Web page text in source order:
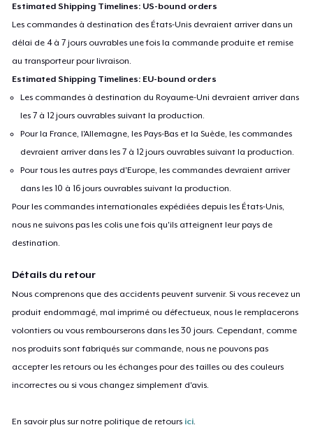
Estimated Shipping Timelines: US-bound orders
Les commandes à destination des États-Unis devraient arriver dans un
délai de 4 à 7 jours ouvrables une fois la commande produite et remise
au transporteur pour livraison.
Estimated Shipping Timelines: EU-bound orders
Les commandes à destination du Royaume-Uni devraient arriver dans
les 7 à 12 jours ouvrables suivant la production.
Pour la France, l'Allemagne, les Pays-Bas et la Suède, les commandes
devraient arriver dans les 7 à 12 jours ouvrables suivant la production.
Pour tous les autres pays d'Europe, les commandes devraient arriver
dans les 10 à 16 jours ouvrables suivant la production.
Pour les commandes internationales expédiées depuis les États-Unis,
nous ne suivons pas les colis une fois qu'ils atteignent leur pays de
destination.
Détails du retour
Nous comprenons que des accidents peuvent survenir. Si vous recevez un
produit endommagé, mal imprimé ou défectueux, nous le remplacerons
volontiers ou vous rembourserons dans les 30 jours. Cependant, comme
nos produits sont fabriqués sur commande, nous ne pouvons pas
accepter les retours ou les échanges pour des tailles ou des couleurs
incorrectes ou si vous changez simplement d'avis.
En savoir plus sur notre politique de retours ici.